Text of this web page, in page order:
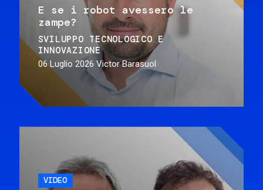
E se i robot avessero le
zampe?
SVILUPPO TECNOLOGICO E
INNOVAZIONE
06 Luglio 2026 Victor Barasuol
VIDEO